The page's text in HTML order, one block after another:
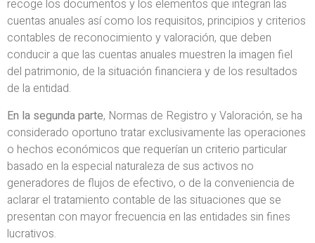
recoge los documentos y los elementos que integran las
cuentas anuales así como los requisitos, principios y criterios
contables de reconocimiento y valoración, que deben
conducir a que las cuentas anuales muestren la imagen fiel
del patrimonio, de la situación financiera y de los resultados
de la entidad.
En la segunda parte, Normas de Registro y Valoración, se ha
considerado oportuno tratar exclusivamente las operaciones
o hechos económicos que requerían un criterio particular
basado en la especial naturaleza de sus activos no
generadores de flujos de efectivo, o de la conveniencia de
aclarar el tratamiento contable de las situaciones que se
presentan con mayor frecuencia en las entidades sin fines
lucrativos.